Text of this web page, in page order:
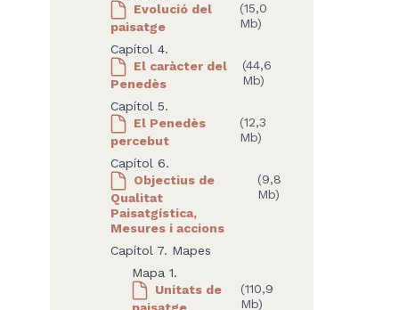
Evolució del
paisatge
(15,0
Mb)
Capítol 4.
El caràcter del
Penedès
(44,6
Mb)
Capítol 5.
El Penedès
percebut
(12,3
Mb)
Capítol 6.
Objectius de
Qualitat
Paisatgística,
Mesures i accions
(9,8
Mb)
Capítol 7. Mapes
Mapa 1.
Unitats de
paisatge
(110,9
Mb)